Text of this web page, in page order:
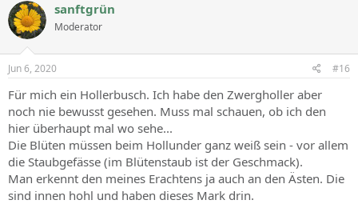
sanftgrün
Moderator
Jun 6, 2020 #16
Für mich ein Hollerbusch. Ich habe den Zwergholler aber
noch nie bewusst gesehen. Muss mal schauen, ob ich den
hier überhaupt mal wo sehe...
Die Blüten müssen beim Hollunder ganz weiß sein - vor allem
die Staubgefässe (im Blütenstaub ist der Geschmack).
Man erkennt den meines Erachtens ja auch an den Ästen. Die
sind innen hohl und haben dieses Mark drin.